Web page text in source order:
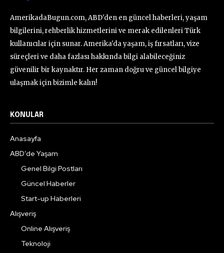
AmerikadaBugun.com, ABD'den en güncel haberleri, yaşam
bilgilerini, rehberlik hizmetlerini ve merak edilenleri Türk
kullanıcılar için sunar. Amerika'da yaşam, iş fırsatları, vize
süreçleri ve daha fazlası hakkında bilgi alabileceğiniz
güvenilir bir kaynaktır. Her zaman doğru ve güncel bilgiye
ulaşmak için bizimle kalın!
KONULAR
Anasayfa
ABD’de Yaşam
Genel Bilgi Postları
Güncel Haberler
Start-up Haberleri
Alışveriş
Online Alışveriş
Teknoloji